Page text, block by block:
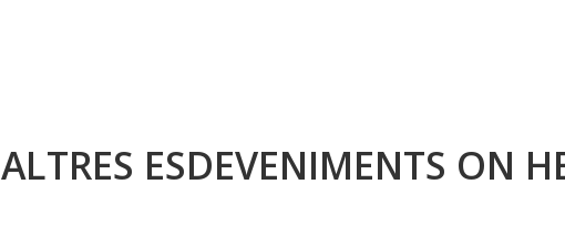
ALTRES ESDEVENIMENTS ON